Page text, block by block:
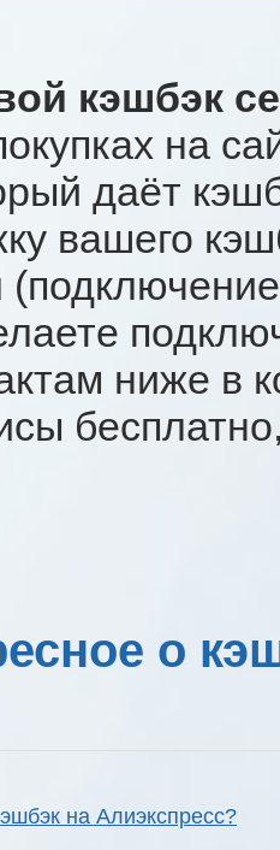
кэшбэк
на
даёт
вашего
ниже в
о
на Алиэкспресс?